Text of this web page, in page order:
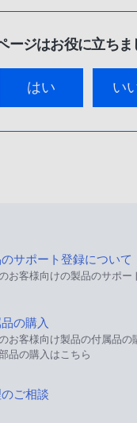
ージはお役に立ちま
はい い
サポート登録について
お客様向けの製品のサポー
の購入
お客様向け製品の付属品の
品の購入はこちら
ご相談